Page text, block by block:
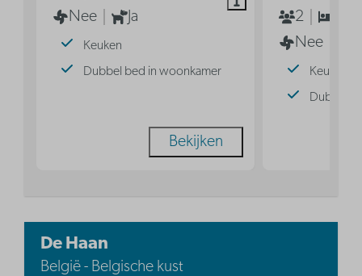
Nee
Ja
Keuken
Dubbel bed in woonkamer
Bekijken
2
Nee
Keuken
Dubbel
De Haan
België - Belgische kust